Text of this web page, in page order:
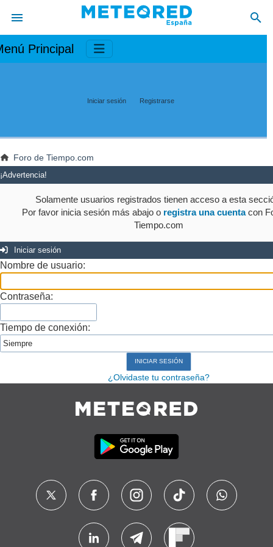
Principal
Iniciar sesión Registrarse
Foro de Tiempo.com
¡Advertencia!
Solamente usuarios registrados tienen acceso a esta
Por favor inicia sesión más abajo o registra una cuentacon
Tiempo.com
Iniciar sesión
Nombre de usuario:
Contraseña:
Tiempo de conexión:
¿Olvidaste tu contraseña?